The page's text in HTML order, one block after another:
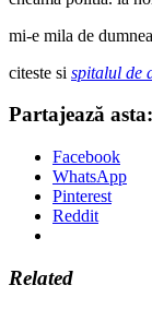
mi-e mila de
citeste si spitalul de
Partajează asta:
Facebook
WhatsApp
Pinterest
Reddit
Related